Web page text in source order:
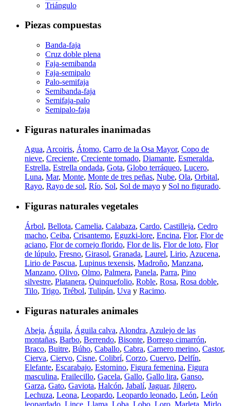
Triángulo
Piezas compuestas
Banda-faja
Cruz doble plena
Faja-semibanda
Faja-semipalo
Palo-semifaja
Semibanda-faja
Semifaja-palo
Semipalo-faja
Figuras naturales inanimadas
Agua, Arcoiris, Átomo, Carro de la Osa Mayor, Copo de
nieve, Creciente, Creciente tornado, Diamante, Esmeralda,
Estrella, Estrella ondada, Gota, Globo terráqueo, Lucero,
Luna, Mar, Monte, Monte de tres peñas, Nube, Ola, Orbital,
Rayo, Rayo de sol, Río, Sol, Sol de mayo y Sol no figurado.
Figuras naturales vegetales
Árbol, Bellota, Camelia, Calabaza, Cardo, Castilleja, Cedro
macho, Ceiba, Crisantemo, Eguzki-lore, Encina, Flor, Flor de
aciano, Flor de cornejo florido, Flor de lis, Flor de loto, Flor
de lúpulo, Fresno, Girasol, Granada, Laurel, Lirio, Azucena,
Lirio de Pascua, Lupinus texensis, Madroño, Manzana,
Manzano, Olivo, Olmo, Palmera, Panela, Parra, Pino
silvestre, Platanera, Quinquefolio, Roble, Rosa, Rosa doble,
Tilo, Trigo, Trébol, Tulipán, Uva y Racimo.
Figuras naturales animales
Abeja, Águila, Águila calva, Alondra, Azulejo de las
montañas, Barbo, Berrendo, Bisonte, Borrego cimarrón,
Braco, Buitre, Búho, Caballo, Cabra, Carnero merino, Castor,
Cierva, Ciervo, Cisne, Colibrí, Corzo, Cuervo, Delfín,
Elefante, Escarabajo, Estornino, Figura femenina, Figura
masculina, Frailecillo, Gacela, Gallo, Gallo lira, Ganso,
Garza, Gato, Gaviota, Halcón, Jabalí, Jaguar, Jilgero,
Lechuza, Leona, Leopardo, Leopardo leonado, León, León